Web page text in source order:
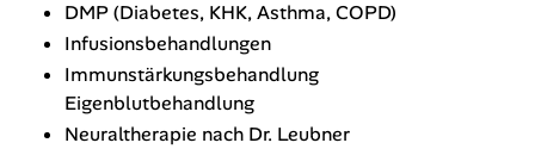
DMP (Diabetes, KHK, Asthma, COPD)
Infusionsbehandlungen
Immunstärkungsbehandlung
Eigenblutbehandlung
Neuraltherapie nach Dr. Leubner